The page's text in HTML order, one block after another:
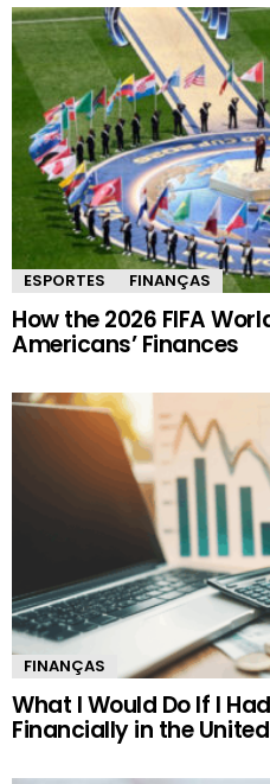
ESPORTES FINANÇAS
How the 2026 FIFA
Americans’ Finances
FINANÇAS
What I Would Do If I
Financially in the